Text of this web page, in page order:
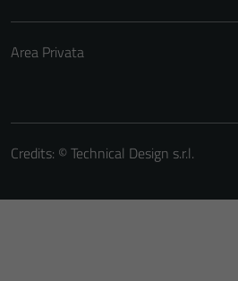
Area Privata
Credits: ©Technical Design s.r.l.